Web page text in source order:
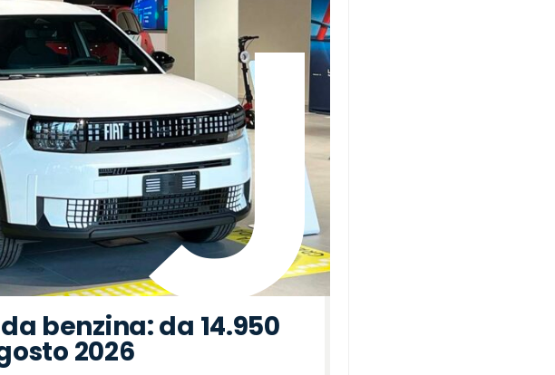
benzina: da 14.950
2026